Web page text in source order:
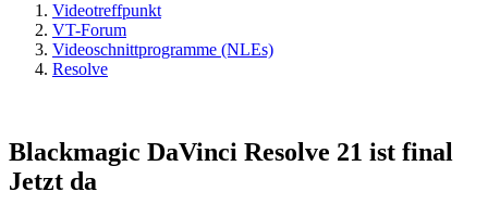
Videotreffpunkt
VT-Forum
Videoschnittprogramme (NLEs)
Resolve
Blackmagic DaVinci Resolve 21 ist final
Jetzt da